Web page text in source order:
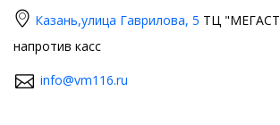
Казань,улица Гаврилова, 5 ТЦ
напротив касс
info@vm116.ru